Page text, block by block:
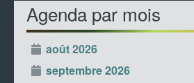
Agenda par mois
août 2026
septembre 2026